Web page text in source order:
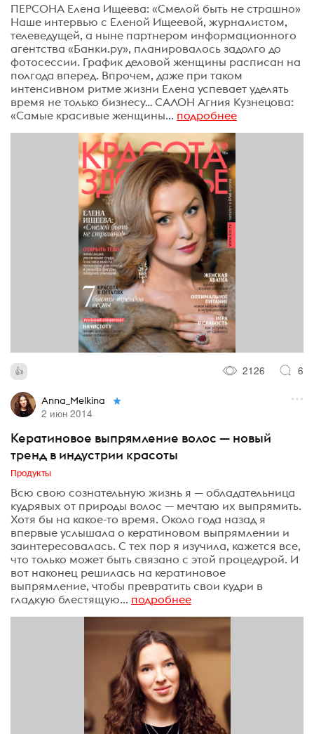
ПЕРСОНА Елена Ищеева: «Смелой быть не страшно»
Наше интервью с Еленой Ищеевой, журналистом,
телеведущей, а ныне партнером информационного
агентства «Банки.ру», планировалось задолго до
фотосессии. График деловой женщины расписан на
полгода вперед. Впрочем, даже при таком
интенсивном ритме жизни Елена успевает уделять
время не только бизнесу… САЛОН Агния Кузнецова:
«Самые красивые женщины... подробнее
2126 6
Anna_Melkina
2 июн 2014
Кератиновое выпрямление волос — новый
тренд в индустрии красоты
Продукты
Всю свою сознательную жизнь я — обладательница
кудрявых от природы волос — мечтаю их выпрямить.
Хотя бы на какое-то время. Около года назад я
впервые услышала о кератиновом выпрямлении и
заинтересовалась. С тех пор я изучила, кажется все,
что только может быть связано с этой процедурой. И
вот наконец решилась на кератиновое
выпрямление, чтобы превратить свои кудри в
гладкую блестящую... подробнее